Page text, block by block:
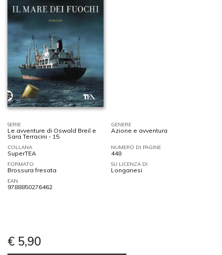
SERIE
Le avventure di Oswald Breil e
Sara Terracini - 15
GENERE
Azione e avventura
COLLANA
SuperTEA
NUMERO DI PAGINE
448
FORMATO
Brossura fresata
SU LICENZA DI
Longanesi
EAN
9788850276462
€ 5,90